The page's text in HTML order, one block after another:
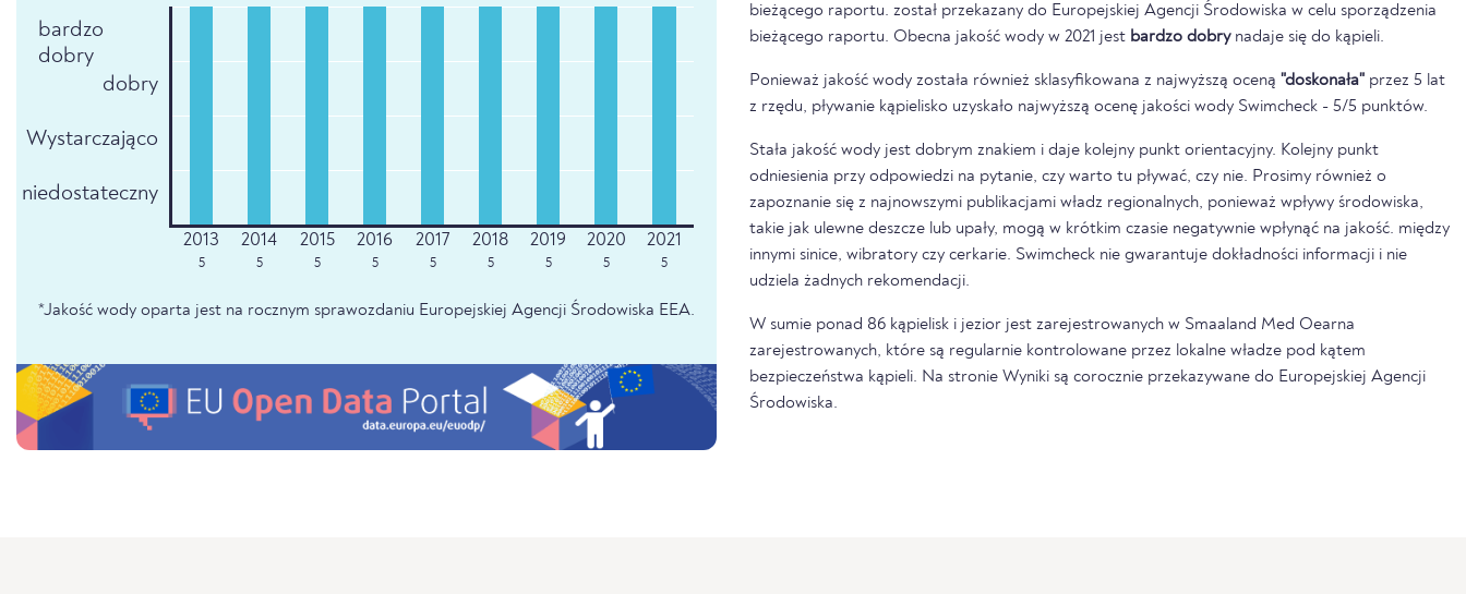
bardzo
dobry
dobry
Wystarczająco
niedostateczny
5 5 5 5 5 5 5 5 5
*Jakość wody oparta jest na rocznym sprawozdaniu Europejskiej Agencji Środowiska EEA.
bieżącego raportu. został przekazany do Europejskiej Agencji Środowiska w celu sporządzenia
bieżącego raportu. Obecna jakość wody w 2021 jest bardzo dobrynadaje się do kąpieli.
Ponieważ jakość wody została również sklasyfikowana z najwyższą oceną "doskonała" przez 5 lat
z rzędu, pływanie kąpielisko uzyskało najwyższą ocenę jakości wody Swimcheck - 5/5 punktów.
Stała jakość wody jest dobrym znakiem i daje kolejny punkt orientacyjny. Kolejny punkt
odniesienia przy odpowiedzi na pytanie, czy warto tu pływać, czy nie. Prosimy również o
zapoznanie się z najnowszymi publikacjami władz regionalnych, ponieważ wpływy środowiska,
takie jak ulewne deszcze lub upały, mogą w krótkim czasie negatywnie wpłynąć na jakość. między
innymi sinice, wibratory czy cerkarie. Swimcheck nie gwarantuje dokładności informacji i nie
udziela żadnych rekomendacji.
W sumie ponad 86 kąpielisk i jezior jest zarejestrowanych w Smaaland Med Oearna
zarejestrowanych, które są regularnie kontrolowane przez lokalne władze pod kątem
bezpieczeństwa kąpieli. Na stronie Wyniki są corocznie przekazywane do Europejskiej Agencji
Środowiska.